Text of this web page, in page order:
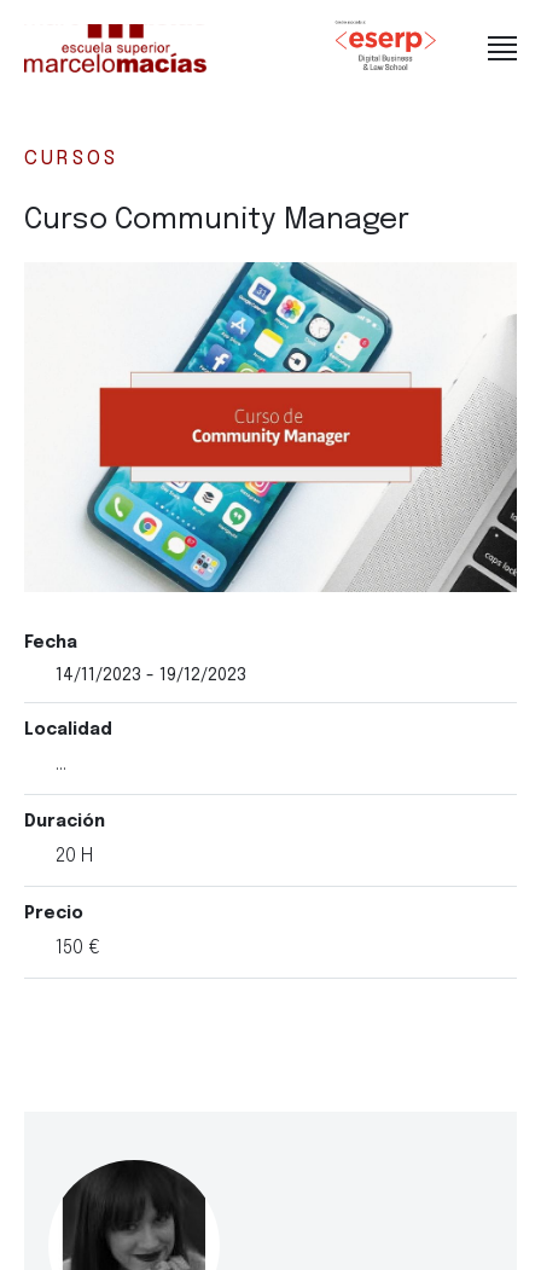
CURSOS
Curso Community Manager
Fecha
14/11/2023 - 19/12/2023
Localidad
...
Duración
20 H
Precio
150 €